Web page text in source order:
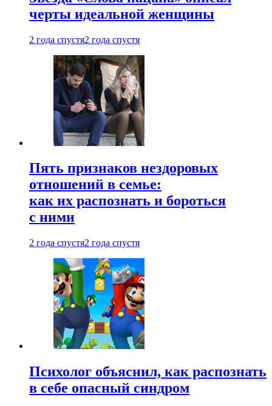
черты идеальной женщины
2 года спустя2 года спустя
Пять признаков нездоровых
отношений в семье:
как их распознать и бороться
с ними
2 года спустя2 года спустя
Психолог объяснил, как распознать
в себе опасный синдром